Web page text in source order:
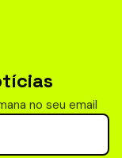
no seu email